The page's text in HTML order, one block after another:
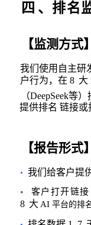
四 、排名
【监测方式】
我们使用自主研
户行为，在 8 大
（DeepSeek等
提供排名 链接或
【报告形式】
• 我们给客户提
• 客户打开链
8 大 AI平台的排